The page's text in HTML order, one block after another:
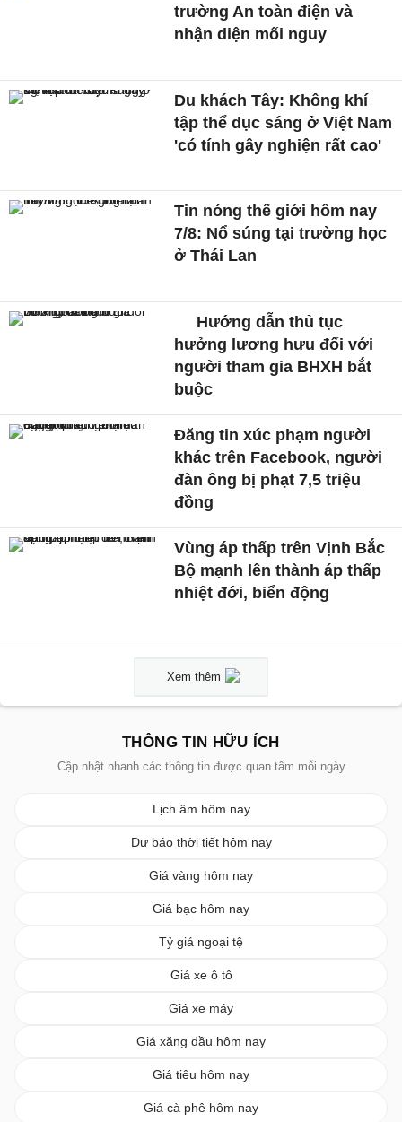
trường An toàn điện và
nhận diện mối nguy
Du khách Tây: Không khí
tập thể dục sáng ở Việt Nam
'có tính gây nghiện rất cao'
Tin nóng thế giới hôm nay
7/8: Nổ súng tại trường học
ở Thái Lan
Hướng dẫn thủ tục
hưởng lương hưu đối với
người tham gia BHXH bắt
buộc
Đăng tin xúc phạm người
khác trên Facebook, người
đàn ông bị phạt 7,5 triệu
đồng
Vùng áp thấp trên Vịnh Bắc
Bộ mạnh lên thành áp thấp
nhiệt đới, biển động
Xem thêm
THÔNG TIN HỮU ÍCH
Cập nhật nhanh các thông tin được quan tâm mỗi ngày
Lịch âm hôm nay
Dự báo thời tiết hôm nay
Giá vàng hôm nay
Giá bạc hôm nay
Tỷ giá ngoại tệ
Giá xe ô tô
Giá xe máy
Giá xăng dầu hôm nay
Giá tiêu hôm nay
Giá cà phê hôm nay